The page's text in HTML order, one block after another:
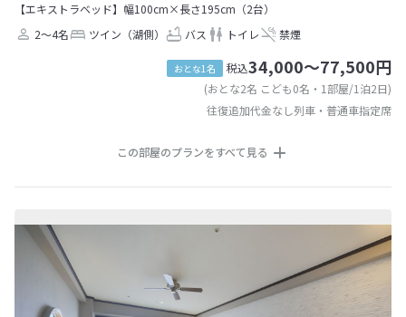
【エキストラベッド】幅100cm×長さ195cm（2台）
2～4名
ツイン（湖側） バス トイレ 禁煙
おとな1名 税込34,000～77,500円
(おとな2名 こども0名・1部屋/1泊2日)
往復追加代金なし列車・普通車指定席
この部屋のプランをすべて見る